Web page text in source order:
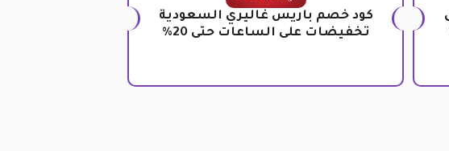
كود خصم باريس غاليري السعودية
تخفيضات على الساعات حتى 20%